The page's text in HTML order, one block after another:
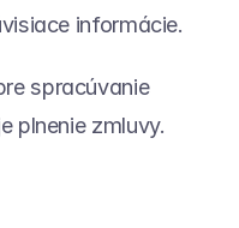
informácie.
spracúvanie
plnenie zmluvy.